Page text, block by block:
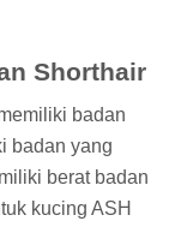
Shorthair
badan
badan yang
berat badan
kucing ASH